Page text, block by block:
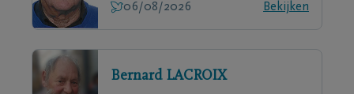
06/08/2026
Bekijken
Bernard LACROIX